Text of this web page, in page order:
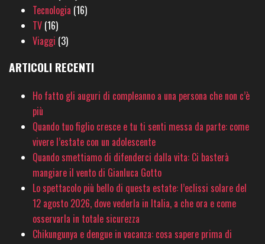
Tecnologia (16)
TV (16)
Viaggi (3)
ARTICOLI RECENTI
Ho fatto gli auguri di compleanno a una persona che non c’è
più
Quando tuo figlio cresce e tu ti senti messa da parte: come
vivere l’estate con un adolescente
Quando smettiamo di difenderci dalla vita: Ci basterà
mangiare il vento di Gianluca Gotto
Lo spettacolo più bello di questa estate: l’eclissi solare del
12 agosto 2026, dove vederla in Italia, a che ora e come
osservarla in totale sicurezza
Chikungunya e dengue in vacanza: cosa sapere prima di